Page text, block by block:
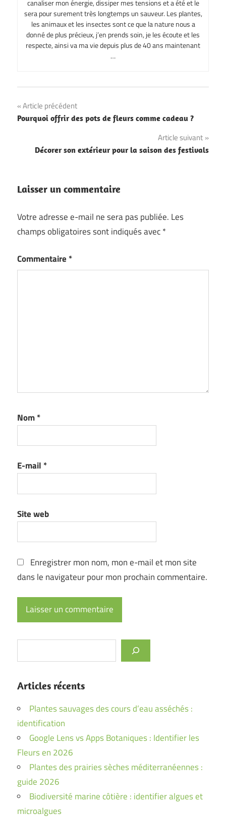
canaliser mon énergie, dissiper mes tensions et a été et le
sera pour surement très longtemps un sauveur. Les plantes,
les animaux et les insectes sont ce que la nature nous a
donné de plus précieux, j’en prends soin, je les écoute et les
respecte, ainsi va ma vie depuis plus de 40 ans maintenant
…
Navigation
de
l’article
Article précédent
Pourquoi offrir des pots de fleurs comme cadeau ?
Article suivant
Décorer son extérieur pour la saison des festivals
Laisser un commentaire
Votre adresse e-mail ne sera pas publiée. Les
champs obligatoires sont indiqués avec*
Commentaire *
Nom*
E-mail *
Site web
Enregistrer mon nom, mon e-mail et mon site
dans le navigateur pour mon prochain commentaire.
Articles récents
Plantes sauvages des cours d’eau asséchés :
identification
Google Lens vs Apps Botaniques : Identifier les
Fleurs en 2026
Plantes des prairies sèches méditerranéennes :
guide 2026
Biodiversité marine côtière : identifier algues et
microalgues